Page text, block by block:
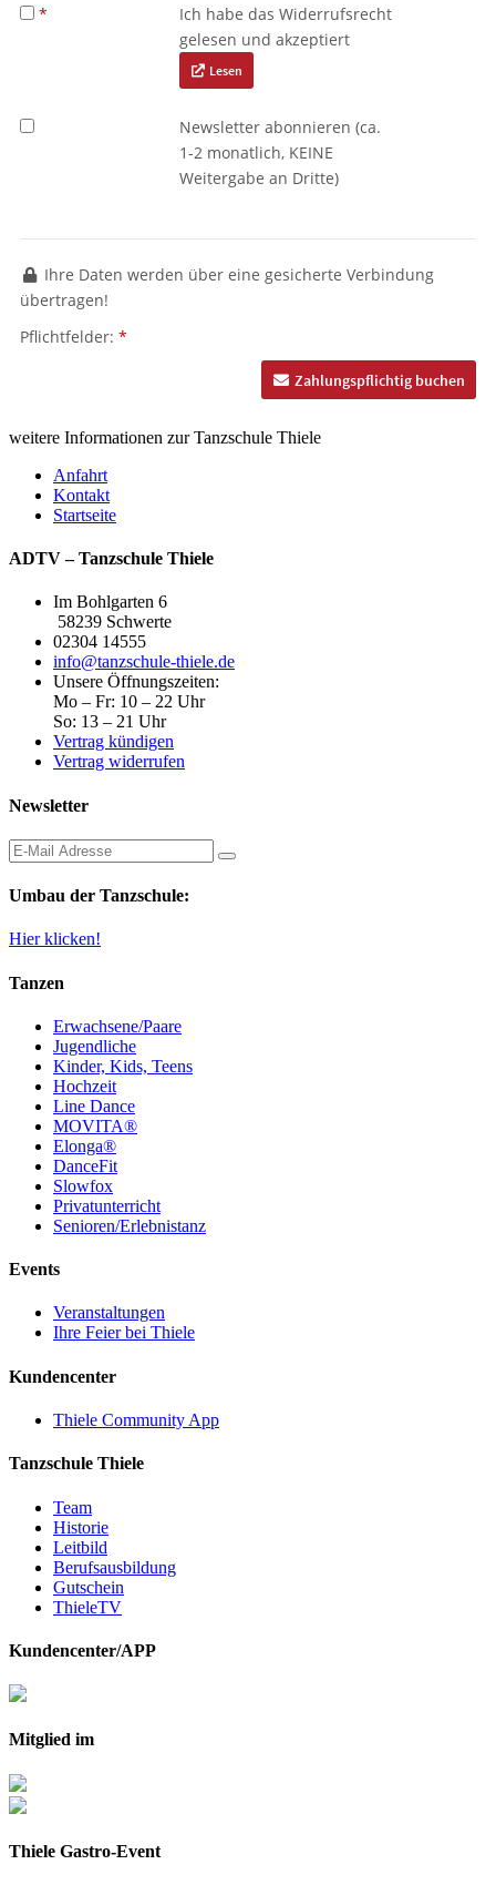
weitere Informationen zurTanzschule Thiele
Anfahrt
Kontakt
Startseite
ADTV – Tanzschule Thiele
Im Bohlgarten 6
58239 Schwerte
02304 14555
info@tanzschule-thiele.de
Unsere Öffnungszeiten:
Mo – Fr: 10 – 22 Uhr
So: 13 – 21 Uhr
Vertrag kündigen
Vertrag widerrufen
Newsletter
Umbau der Tanzschule:
Hier klicken!
Tanzen
Erwachsene/Paare
Jugendliche
Kinder, Kids, Teens
Hochzeit
Line Dance
MOVITA®
Elonga®
DanceFit
Slowfox
Privatunterricht
Senioren/Erlebnistanz
Events
Veranstaltungen
Ihre Feier bei Thiele
Kundencenter
Thiele Community App
Tanzschule Thiele
Team
Historie
Leitbild
Berufsausbildung
Gutschein
ThieleTV
Kundencenter/APP
Mitglied im
Thiele Gastro-Event